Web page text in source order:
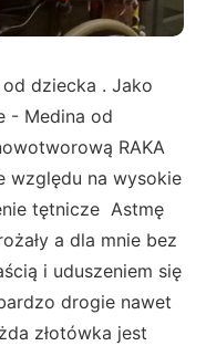
od dziecka . Jako
- Medina od
RAKA
względu na wysokie
tętnicze Astmę
a dla mnie bez
i uduszeniem się
drogie nawet
złotówka jest